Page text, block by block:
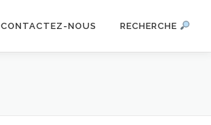
CONTACTEZ-NOUS RECHERCHE